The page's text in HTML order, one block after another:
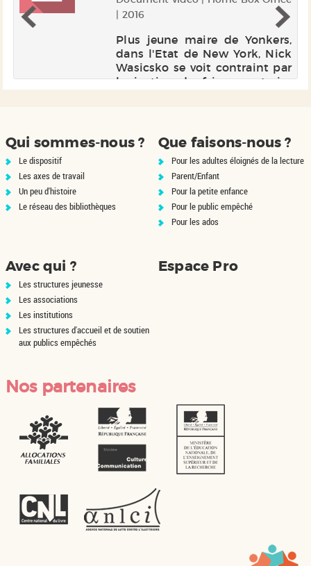
| 2016
Plus jeune maire de Yonkers,
dans l'Etat de New York, Nick
Wasicsko se voit contraint par
la justice de faire construire
efforts pour appliquer cett...
Qui sommes-nous ?
Le dispositif
Les axes de travail
Un peu d'histoire
Le réseau des bibliothèques
Que faisons-nous ?
Pour les adultes éloignés de la lecture
Parent/Enfant
Pour la petite enfance
Pour le public empêché
Pour les ados
Avec qui ?
Les structures jeunesse
Les associations
Les institutions
Les structures d'accueil et de soutien
aux publics empêchés
Espace Pro
Nos partenaires